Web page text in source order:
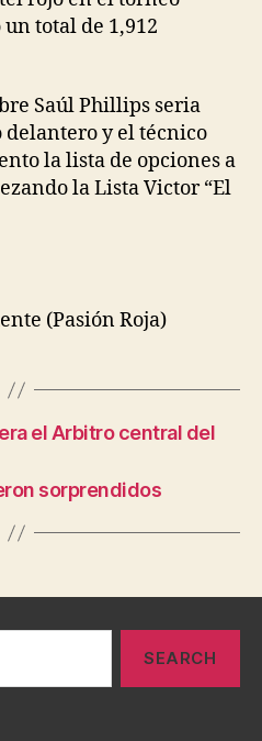
total de 1,912
Saúl Phillips seria
delantero y el técnico
la lista de opciones a
la Lista Victor “El
(Pasión Roja)
el Arbitro central del
sorprendidos